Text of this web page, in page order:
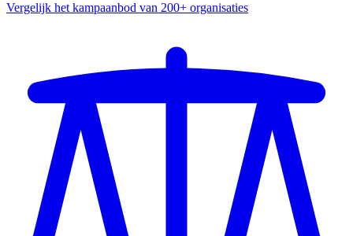
Vergelijk het kampaanbod van 200+ organisaties